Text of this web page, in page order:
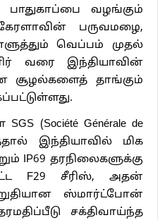
பாதுகாப்பை வழங்கும்
பருவமழை,
வெப்பம் முதல்
வரை இந்தியாவின்
சூழல்களைத் தாங்கும்
(Société Générale de
இந்தியாவில் மிக
IP69 தரநிலைகளுக்கு
F29 சீரிஸ், அதன்
ஸ்மார்ட்போன்
சக்திவாய்ந்த